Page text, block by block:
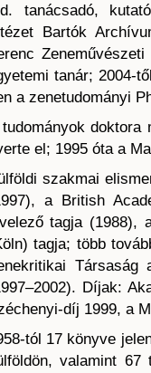
tanácsadó,
Bartók
tanár; 2004-
a zenetudományi
doktora
el; 1995 óta a
szakmai
a British
tagja (1988),
tagja; több
Társaság
Díjak:
díj 1999, a
tól 17 könyve
valamint 67